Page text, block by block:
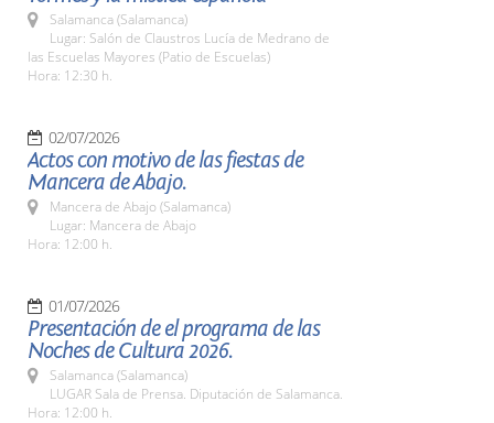
Salamanca (Salamanca)
Lugar: Salón de Claustros Lucía de Medrano de
las Escuelas Mayores (Patio de Escuelas)
Hora: 12:30 h.
02/07/2026
Actos con motivo de las fiestas de
Mancera de Abajo.
Mancera de Abajo (Salamanca)
Lugar: Mancera de Abajo
Hora: 12:00 h.
01/07/2026
Presentación de el programa de las
Noches de Cultura 2026.
Salamanca (Salamanca)
LUGAR Sala de Prensa. Diputación de Salamanca.
Hora: 12:00 h.